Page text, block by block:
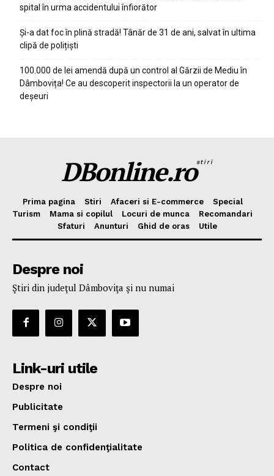
spital în urma accidentului înfiorător
Și-a dat foc în plină stradă! Tânăr de 31 de ani, salvat în ultima
clipă de polițiști
100.000 de lei amendă după un control al Gărzii de Mediu în
Dâmbovița! Ce au descoperit inspectorii la un operator de
deșeuri
DBonline.rostiri
Prima pagina Stiri Afaceri si E-commerce
Special
Turism
Mama si copilul Locuri de munca
Recomandari
Sfaturi
Anunturi Ghid de oras Utile
Despre noi
Ştiri din judeţul Dâmboviţa şi nu numai
Link-uri utile
Despre noi
Publicitate
Termeni şi condiţii
Politica de confidenţialitate
Contact